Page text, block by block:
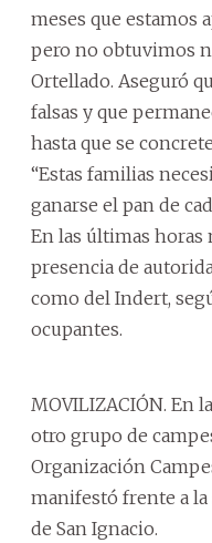
meses que estamos
pero no obtuvimos
Ortellado. Aseguró
falsas y que
hasta que se
“Estas familias
ganarse el pan de
En las últimas
presencia de
como del Indert,
ocupantes.
MOVILIZACIÓN. En
otro grupo de
Organización
manifestó frente a
de San Ignacio.